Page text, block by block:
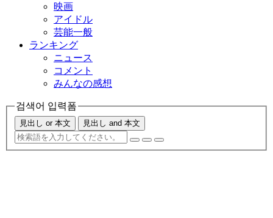
映画
アイドル
芸能一般
ランキング
ニュース
コメント
みんなの感想
검색어 입력폼
見出し or 本文 見出し and 本文